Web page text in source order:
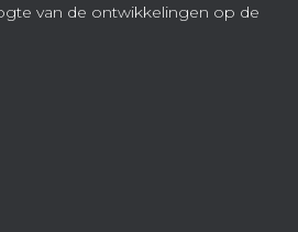
van de ontwikkelingen op de